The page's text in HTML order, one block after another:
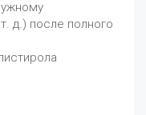
д.) после полного